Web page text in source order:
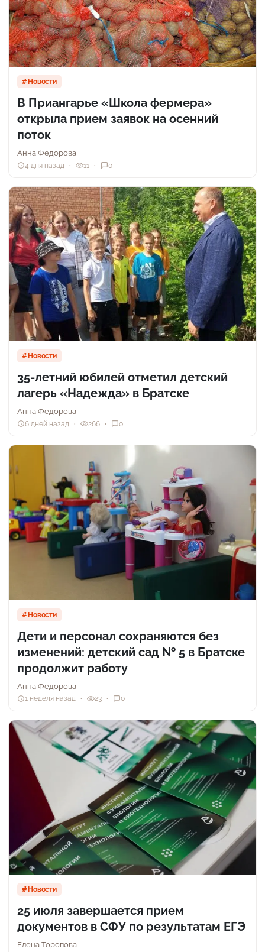
Новости
В Приангарье «Школа фермера»
открыла прием заявок на осенний
поток
Анна Федорова
4 дня назад 11 0
Новости
35-летний юбилей отметил детский
лагерь «Надежда» в Братске
Анна Федорова
6 дней назад 266 0
Новости
Дети и персонал сохраняются без
изменений: детский сад № 5 в Братске
продолжит работу
Анна Федорова
1 неделя назад 23 0
Новости
25 июля завершается прием
документов в СФУ по результатам ЕГЭ
Елена Торопова